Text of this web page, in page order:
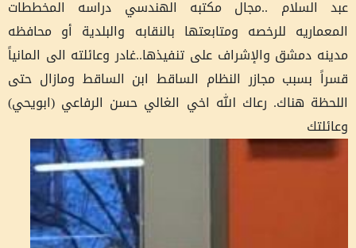
عبد السلام ..مجال مكتبه الهندسي دراسه المخططات
المعماريه للرخصه ومتابعتها بالنقابه والبلدية أو محافظه
مدينه دمشق والإشراف على تنفيذها..غادر وعائلته الى المانياً
قسراً بسبب مجازر النظام الساقط ابن الساقط ومازال حتى
اللحظة هناك. رعاك الله اخي الغالي حسن الرفاعي (ابويحي)
وعائلتك